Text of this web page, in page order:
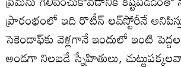
ప్రారంభంలో ఇది రొటీన్ లవ్‌స్టోరీనే
సెకెండాఫ్‌కు వెళ్లగానే ఇందులో ఇంటి
అండగా నిలబడే స్నేహితులు,